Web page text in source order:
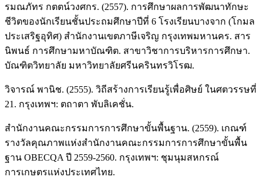
รมณภัทร กตตน์วงศกร. (2557). การศึกษาผลการพัฒนาทักษะ
ชีวิตของนักเรียนชั้นประถมศึกษาปีที่ 6 โรงเรียนบางจาก (โกมล
ประเสริฐอุทิศ) สำนักงานเขตภาษีเจริญ กรุงเทพมหานคร. สาร
นิพนธ์ การศึกษามหาบัณฑิต. สาขาวิชาการบริหารการศึกษา.
บัณฑิตวิทยาลัย มหาวิทยาลัยศรีนครินทรวิโรฒ.
วิจารณ์ พานิช. (2555). วิถีสร้างการเรียนรู้เพื่อศิษย์ ในศตวรรษที่
21. กรุงเทพฯ: ตถาตา พับลิเคชั่น.
สำนักงานคณะกรรมการการศึกษาขั้นพื้นฐาน. (2559). เกณฑ์
รางวัลคุณภาพแห่งสำนักงานคณะกรรมการการศึกษาขั้นพื้น
ฐาน OBECQA ปี 2559-2560. กรุงเทพฯ: ชุมนุมสหกรณ์
การเกษตรแห่งประเทศไทย.